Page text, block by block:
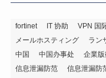
fortinet IT 协助 VPN 国
メールホスティング
ラン
中国
中国办事处 企業版
信息泄漏防范
信息泄漏防